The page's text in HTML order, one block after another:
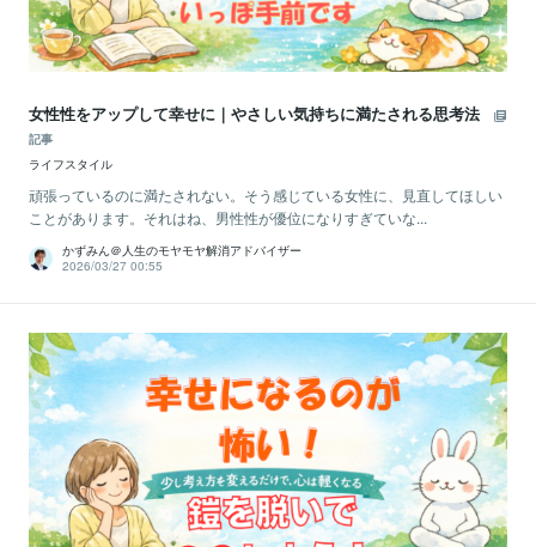
女性性をアップして幸せに｜やさしい気持ちに満たされる思考法
記事
ライフスタイル
頑張っているのに満たされない。そう感じている女性に、見直してほしい
ことがあります。それはね、男性性が優位になりすぎていな...
かずみん＠人生のモヤモヤ解消アドバイザー
2026/03/27 00:55